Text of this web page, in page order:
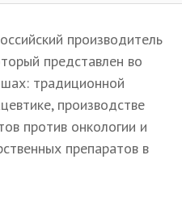
производитель
представлен во
традиционной
производстве
против онкологии и
препаратов в